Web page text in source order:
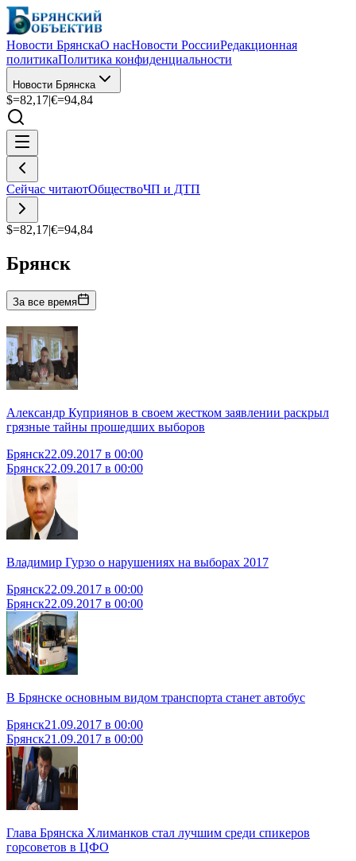
Новости БрянскаО насНовости РоссииРедакционная
политикаПолитика конфиденциальности
Новости Брянска
$=82,17|€=94,84
Сейчас читаютОбществоЧП и ДТП
$=82,17|€=94,84
Брянск
За все время
Александр Куприянов в своем жестком заявлении раскрыл
грязные тайны прошедших выборов
Брянск22.09.2017 в 00:00
Брянск22.09.2017 в 00:00
Владимир Гурзо о нарушениях на выборах 2017
Брянск22.09.2017 в 00:00
Брянск22.09.2017 в 00:00
В Брянске основным видом транспорта станет автобус
Брянск21.09.2017 в 00:00
Брянск21.09.2017 в 00:00
Глава Брянска Хлиманков стал лучшим среди спикеров
горсоветов в ЦФО